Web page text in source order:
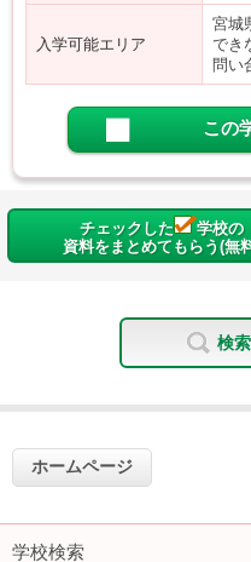
入学可能エリア
宮城
でき
問い
この
チェックした
学校の
資料をまとめてもらう(無
検
ホームページ
学校検索